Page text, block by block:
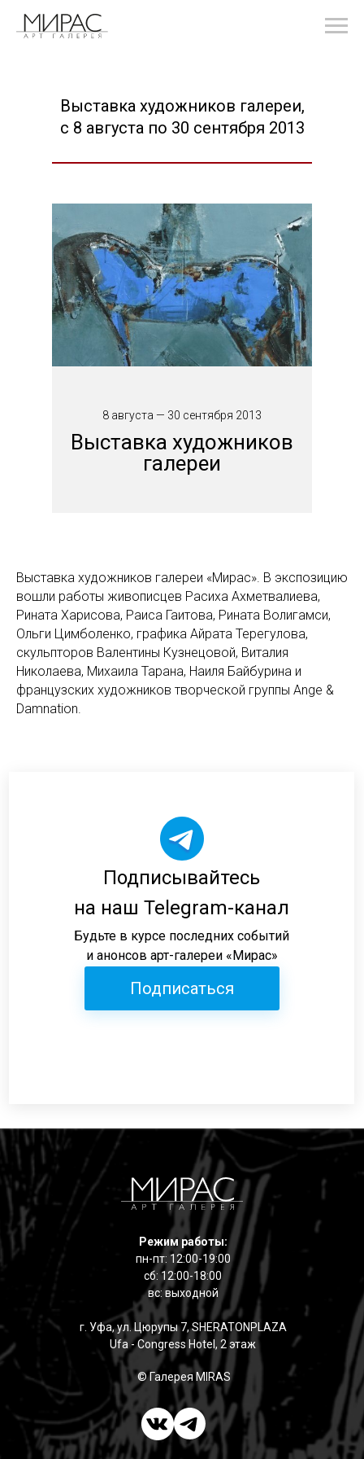
Выставка художников галереи,
с 8 августа по 30 сентября 2013
8 августа — 30 сентября 2013
Выставка художников
галереи
Выставка художников галереи «Мирас». В экспозицию
вошли работы живописцев Расиха Ахметвалиева,
Рината Харисова, Раиса Гаитова, Рината Волигамси,
Ольги Цимболенко, графика Айрата Терегулова,
скульпторов Валентины Кузнецовой, Виталия
Николаева, Михаила Тарана, Наиля Байбурина и
французских художников творческой группы Ange &
Damnation.
Подписывайтесь
на наш Telegram-канал
Будьте в курсе последних событий
и анонсов арт-галереи «Мирас»
Подписаться
Режим работы:
пн-пт: 12:00-19:00
сб: 12:00-18:00
вс: выходной
г. Уфа, ул. Цюрупы 7, SHERATONPLAZA
Ufa - Congress Hotel, 2 этаж
© Галерея MIRAS